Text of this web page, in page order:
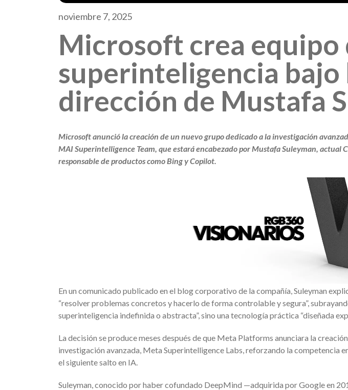
noviembre 7, 2025
Microsoft crea equipo
superinteligencia bajo
dirección de Mustafa
Microsoft anunció la creación de un nuevo grupo dedicado a la investigación
MAI Superintelligence Team, que estará encabezado por Mustafa Suleyman, actual
responsable de productos como Bing y Copilot.
En un comunicado publicado en el blog corporativo de la compañía, Suleyman
“resolver problemas concretos y hacerlo de forma controlable y segura”,
superinteligencia indefinida o abstracta”, sino una tecnología práctica “diseñada
La decisión se produce meses después de que Meta Platforms anunciara la
investigación avanzada, Meta Superintelligence Labs, reforzando la competencia
el siguiente salto en IA.
Suleyman, conocido por haber cofundado DeepMind —adquirida por Google en